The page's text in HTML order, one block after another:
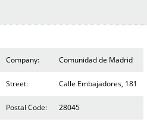
Company: Comunidad de Madrid
Street: Calle Embajadores, 181
Postal Code: 28045